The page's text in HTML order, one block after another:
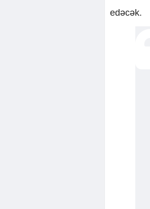
edəcək.